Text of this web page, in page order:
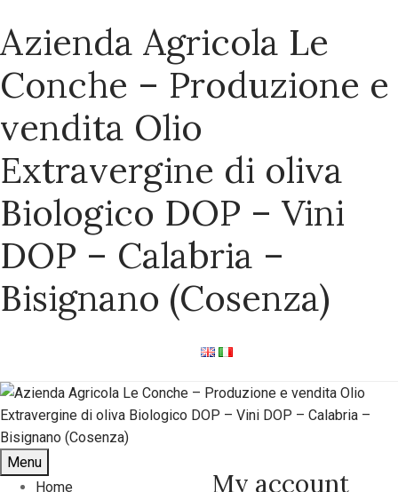
Azienda Agricola Le
Conche – Produzione e
vendita Olio
Extravergine di oliva
Biologico DOP – Vini
DOP – Calabria –
Bisignano (Cosenza)
Menu
Home
My account